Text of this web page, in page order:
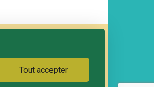
ACTIONS CULTURELLES
POLITIQUE DE CONFIDENTIALITÉ
Tout accepter